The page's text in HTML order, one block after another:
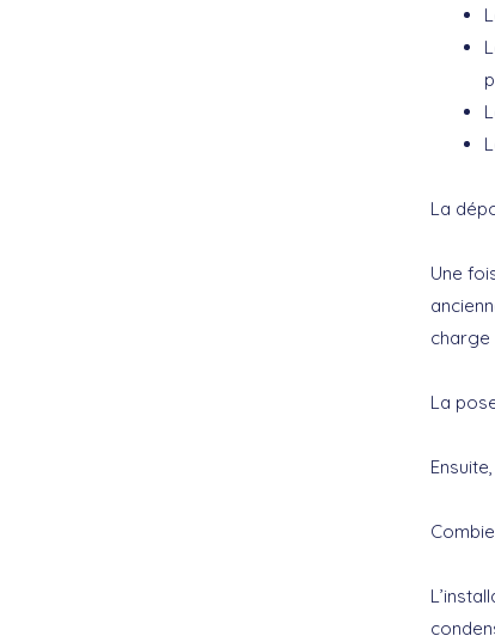
La
Une
charge
La